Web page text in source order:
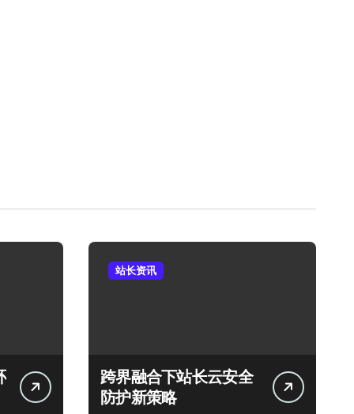
站长资讯
跨界融合下站长云安全
防护新策略